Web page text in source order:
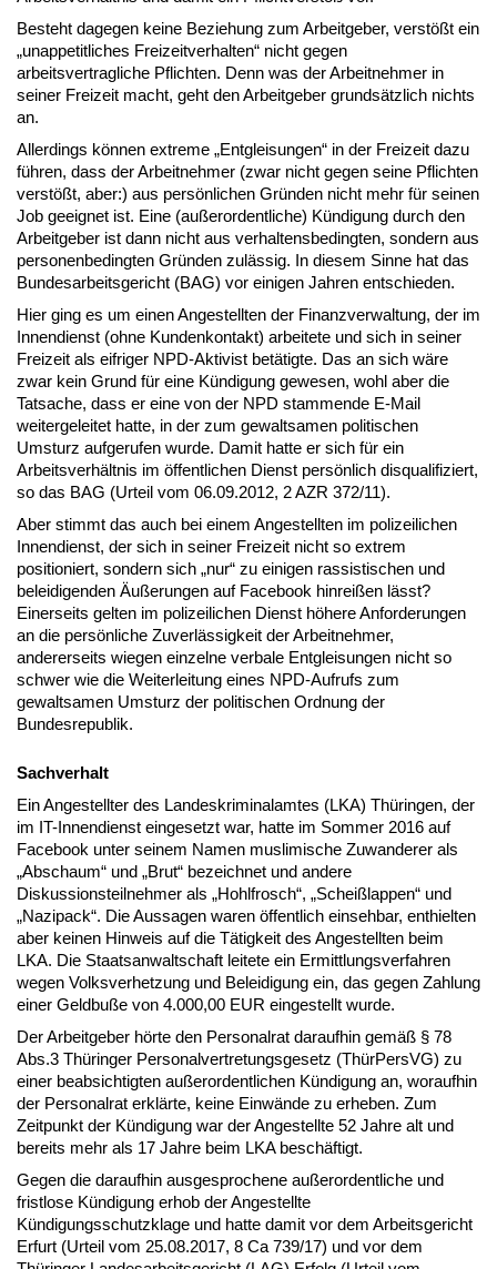
Besteht dagegen keine Beziehung zum Arbeitgeber, verstößt ein
„unappetitliches Freizeitverhalten“ nicht gegen
arbeitsvertragliche Pflichten. Denn was der Arbeitnehmer in
seiner Freizeit macht, geht den Arbeitgeber grundsätzlich nichts
an.
Allerdings können extreme „Entgleisungen“ in der Freizeit dazu
führen, dass der Arbeitnehmer (zwar nicht gegen seine Pflichten
verstößt, aber:) aus persönlichen Gründen nicht mehr für seinen
Job geeignet ist. Eine (außerordentliche) Kündigung durch den
Arbeitgeber ist dann nicht aus verhaltensbedingten, sondern aus
personenbedingten Gründen zulässig. In diesem Sinne hat das
Bundesarbeitsgericht (BAG) vor einigen Jahren entschieden.
Hier ging es um einen Angestellten der Finanzverwaltung, der im
Innendienst (ohne Kundenkontakt) arbeitete und sich in seiner
Freizeit als eifriger NPD-Aktivist betätigte. Das an sich wäre
zwar kein Grund für eine Kündigung gewesen, wohl aber die
Tatsache, dass er eine von der NPD stammende E-Mail
weitergeleitet hatte, in der zum gewaltsamen politischen
Umsturz aufgerufen wurde. Damit hatte er sich für ein
Arbeitsverhältnis im öffentlichen Dienst persönlich disqualifiziert,
so das BAG (Urteil vom 06.09.2012, 2 AZR 372/11).
Aber stimmt das auch bei einem Angestellten im polizeilichen
Innendienst, der sich in seiner Freizeit nicht so extrem
positioniert, sondern sich „nur“ zu einigen rassistischen und
beleidigenden Äußerungen auf Facebook hinreißen lässt?
Einerseits gelten im polizeilichen Dienst höhere Anforderungen
an die persönliche Zuverlässigkeit der Arbeitnehmer,
andererseits wiegen einzelne verbale Entgleisungen nicht so
schwer wie die Weiterleitung eines NPD-Aufrufs zum
gewaltsamen Umsturz der politischen Ordnung der
Bundesrepublik.
Sachverhalt
Ein Angestellter des Landeskriminalamtes (LKA) Thüringen, der
im IT-Innendienst eingesetzt war, hatte im Sommer 2016 auf
Facebook unter seinem Namen muslimische Zuwanderer als
„Abschaum“ und „Brut“ bezeichnet und andere
Diskussionsteilnehmer als „Hohlfrosch“, „Scheißlappen“ und
„Nazipack“. Die Aussagen waren öffentlich einsehbar, enthielten
aber keinen Hinweis auf die Tätigkeit des Angestellten beim
LKA. Die Staatsanwaltschaft leitete ein Ermittlungsverfahren
wegen Volksverhetzung und Beleidigung ein, das gegen Zahlung
einer Geldbuße von 4.000,00 EUR eingestellt wurde.
Der Arbeitgeber hörte den Personalrat daraufhin gemäß § 78
Abs.3 Thüringer Personalvertretungsgesetz (ThürPersVG) zu
einer beabsichtigten außerordentlichen Kündigung an, woraufhin
der Personalrat erklärte, keine Einwände zu erheben. Zum
Zeitpunkt der Kündigung war der Angestellte 52 Jahre alt und
bereits mehr als 17 Jahre beim LKA beschäftigt.
Gegen die daraufhin ausgesprochene außerordentliche und
fristlose Kündigung erhob der Angestellte
Kündigungsschutzklage und hatte damit vor dem Arbeitsgericht
Erfurt (Urteil vom 25.08.2017, 8 Ca 739/17) und vor dem